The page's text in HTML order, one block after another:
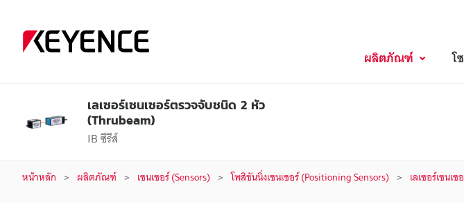
ผลิตภัณฑ์ โ
เลเซอร์เซนเซอร์ตรวจจับชนิด 2 หัว
(Thrubeam)
IB ซีรีส์
หน้าหลัก ผลิตภัณฑ์ เซนเซอร์ (Sensors) โพสิชันนิ่งเซนเซอร์ (Positioning Sensors) เลเซอร์เซน